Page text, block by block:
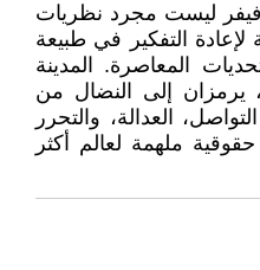
ليست مجرد نظريات
التفكير في طبيعة
المعاصرة. المدينة
يرمزان إلى النضال من
العدالة، والتحرر
ملهمة لعالم أكثر